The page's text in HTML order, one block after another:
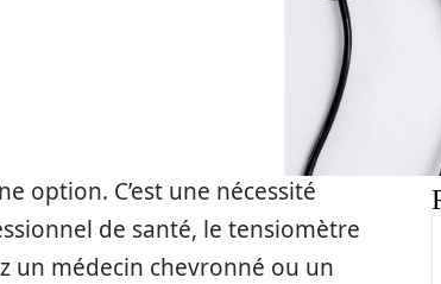
option. C’est une nécessité
de santé, le tensiomètre
un médecin chevronné ou un